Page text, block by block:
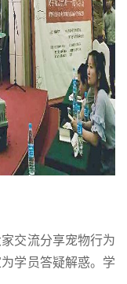
交流分享宠物行为
学员答疑解惑。学